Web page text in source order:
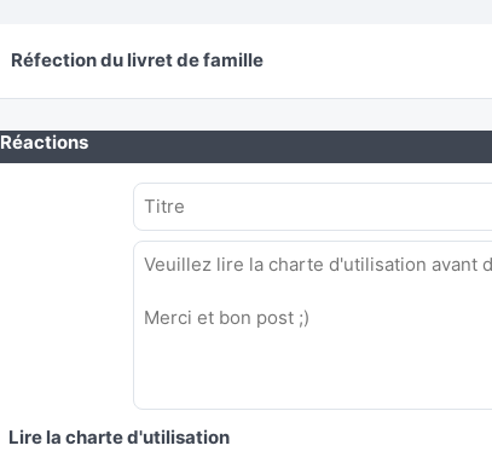
Réfection du livret de famille
Réactions
Lire la charte d'utilisation